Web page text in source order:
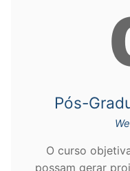
Pós-
O curso
possam gerar